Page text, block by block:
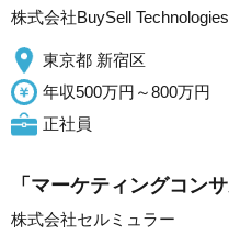
株式会社BuySell Technologies
東京都 新宿区
年収500万円～800万円
正社員
「マーケティングコン
株式会社セルミュラー